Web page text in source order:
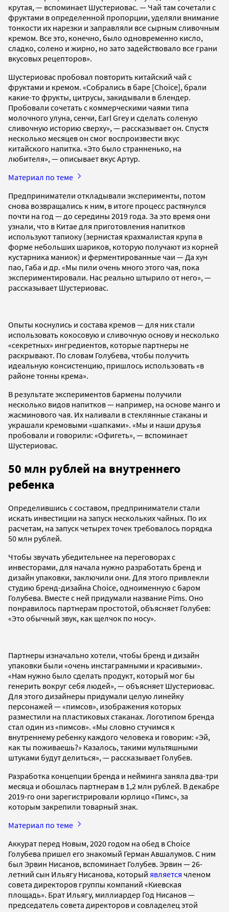
крутая, — вспоминает Шустериовас. — Чай там сочетали с
фруктами в определенной пропорции, уделяли внимание
тонкости их нарезки и заправляли все сырным сливочным
кремом. Все это, конечно, было одновременно кисло,
сладко, солено и жирно, но зато задействовало все грани
вкусовых рецепторов».
Шустериовас пробовал повторить китайский чай с
фруктами и кремом. «Собрались в баре [Choice], брали
какие-то фрукты, цитрусы, закидывали в блендер.
Пробовали сочетать с коммерческими чаями типа
молочного улуна, сенчи, Earl Grey и сделать соленую
сливочную историю сверху», — рассказывает он. Спустя
несколько месяцев он смог воспроизвести вкус
китайского напитка. «Это было странненько, на
любителя», — описывает вкус Артур.
Материал по теме
Предприниматели откладывали эксперименты, потом
снова возвращались к ним, в итоге процесс растянулся
почти на год — до середины 2019 года. За это время они
узнали, что в Китае для приготовления напитков
используют тапиоку (зернистая крахмалистая крупа в
форме небольших шариков, которую получают из корней
кустарника маниок) и ферментированные чаи — Да хун
пао, Габа и др. «Мы пили очень много этого чая, пока
экспериментировали. Нас реально штырило от него», —
рассказывает Шустериовас.
Опыты коснулись и состава кремов — для них стали
использовать кокосовую и сливочную основу и несколько
«секретных» ингредиентов, которые партнеры не
раскрывают. По словам Голубева, чтобы получить
идеальную консистенцию, пришлось использовать «в
районе тонны крема».
В результате экспериментов бармены получили
несколько видов напитков — например, на основе манго и
жасминового чая. Их наливали в стеклянные стаканы и
украшали кремовыми «шапками». «Мы и наши друзья
пробовали и говорили: «Офигеть», — вспоминает
Шустериовас.
50 млн рублей на внутреннего
ребенка
Определившись с составом, предприниматели стали
искать инвестиции на запуск нескольких чайных. По их
расчетам, на запуск четырех точек требовалось порядка
50 млн рублей.
Чтобы звучать убедительнее на переговорах с
инвесторами, для начала нужно разработать бренд и
дизайн упаковки, заключили они. Для этого привлекли
студию бренд-дизайна Choice, одноименную с баром
Голубева. Вместе с ней придумали название Pims. Оно
понравилось партнерам простотой, объясняет Голубев:
«Это обычный звук, как щелчок по носу».
Партнеры изначально хотели, чтобы бренд и дизайн
упаковки были «очень инстаграмными и красивыми».
«Нам нужно было сделать продукт, который мог бы
генерить вокруг себя людей», — объясняет Шустериовас.
Для этого дизайнеры придумали целую линейку
персонажей — «пимсов», изображения которых
разместили на пластиковых стаканах. Логотипом бренда
стал один из «пимсов». «Мы словно стучимся к
внутреннему ребенку каждого человека и говорим: «Эй,
как ты поживаешь?» Казалось, такими мультяшными
штуками будут делиться», — рассказывает Голубев.
Разработка концепции бренда и нейминга заняла два-три
месяца и обошлась партнерам в 1,2 млн рублей. В декабре
2019-го они зарегистрировали юрлицо «Пимс», за
которым закрепили товарный знак.
Материал по теме
Аккурат перед Новым, 2020 годом на обед в Choice
Голубева пришел его знакомый Герман Авшалумов. С ним
был Эрвин Нисанов, вспоминает Голубев. Эрвин — 26-
летний сын Ильягу Нисанова, который является членом
совета директоров группы компаний «Киевская
площадь». Брат Ильягу, миллиардер Год Нисанов —
председатель совета директоров и совладелец этой